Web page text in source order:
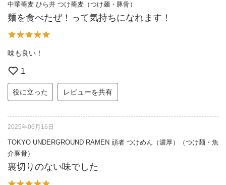
中華蕎麦 ひら井 つけ蕎麦（つけ麺・豚骨）
麺を食べたぜ！って気持ちになれます！
味も良い！
1
役に立った レビューを共有
2025年06月16日
TOKYO UNDERGROUND RAMEN 頑者 つけめん（濃厚）（つけ麺・魚
介豚骨）
裏切りのない味でした